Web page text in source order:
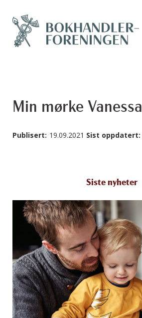
Min mørke Vanessa
Publisert: 19.09.2021 Sist oppdatert:
Siste nyheter